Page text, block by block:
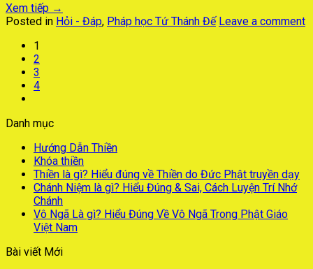
Xem tiếp →
Posted in Hỏi - Đáp, Pháp học Tứ Thánh Đế Leave a comment
1
2
3
4
Danh mục
Hướng Dẫn Thiền
Khóa thiền
Thiền là gì? Hiểu đúng về Thiền do Đức Phật truyền dạy
Chánh Niệm là gì? Hiểu Đúng & Sai, Cách Luyện Trí Nhớ
Chánh
Vô Ngã Là gì? Hiểu Đúng Về Vô Ngã Trong Phật Giáo
Việt Nam
Bài viết Mới